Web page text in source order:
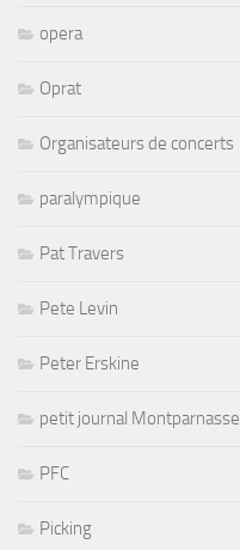
opera
Oprat
Organisateurs de concerts
paralympique
Pat Travers
Pete Levin
Peter Erskine
petit journal Montparnasse
PFC
Picking